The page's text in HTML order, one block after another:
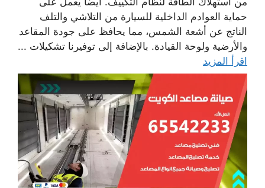
حماية العوادم الداخلية للسيارة من التلاشي والتلف
الناتج عن أشعة الشمس، مما يحافظ على جودة المقاعد
والأرضية ولوحة القيادة. بالإضافة إلى توفيرنا تشكيلات ...
اقرأ المزيد